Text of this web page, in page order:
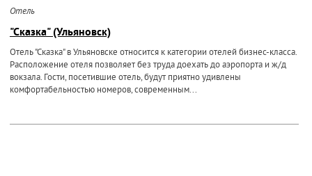
Отель
"Сказка" (Ульяновск)
Отель "Сказка" в Ульяновске относится к категории отелей бизнес-класса.
Расположение отеля позволяет без труда доехать до аэропорта и ж/д
вокзала. Гости, посетившие отель, будут приятно удивлены
комфортабельностью номеров, современным...